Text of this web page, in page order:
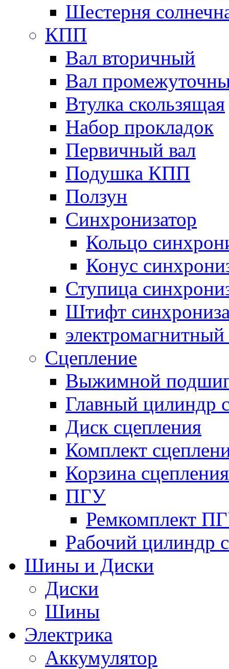
Шестерня
КПП
Вал вторичный
Вал
Втулка скользящая
Набор прокладок
Первичный вал
Подушка КПП
Ползун
Синхронизатор
Кольцо
Конус
Ступица
Штифт
электромагнитный
Сцепление
Выжимной
Главный цилиндр
Диск сцепления
Комплект
Корзина сцепления
ПГУ
Ремкомплект
Рабочий цилиндр
Шины и Диски
Диски
Шины
Электрика
Аккумулятор